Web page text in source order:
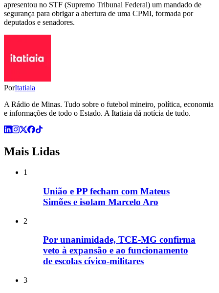
apresentou no STF (Supremo Tribunal Federal) um mandado de
segurança para obrigar a abertura de uma CPMI, formada por
deputados e senadores.
PorItatiaia
A Rádio de Minas. Tudo sobre o futebol mineiro, política, economia
e informações de todo o Estado. A Itatiaia dá notícia de tudo.
Mais Lidas
1
União e PP fecham com Mateus
Simões e isolam Marcelo Aro
2
Por unanimidade, TCE-MG confirma
veto à expansão e ao funcionamento
de escolas cívico-militares
3